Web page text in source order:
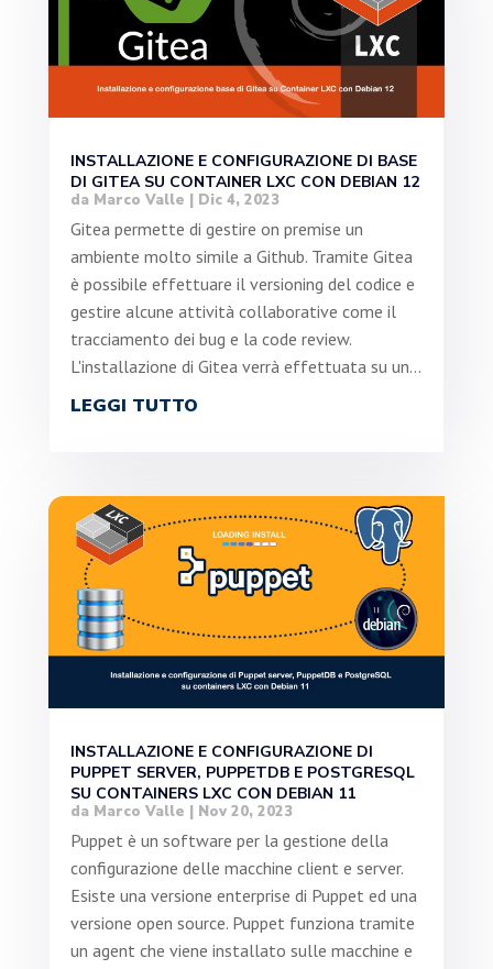
INSTALLAZIONE E CONFIGURAZIONE DI BASE
DI GITEA SU CONTAINER LXC CON DEBIAN 12
da Marco Valle | Dic 4, 2023
Gitea permette di gestire on premise un
ambiente molto simile a Github. Tramite Gitea
è possibile effettuare il versioning del codice e
gestire alcune attività collaborative come il
tracciamento dei bug e la code review.
L'installazione di Gitea verrà effettuata su un...
LEGGI TUTTO
INSTALLAZIONE E CONFIGURAZIONE DI
PUPPET SERVER, PUPPETDB E POSTGRESQL
SU CONTAINERS LXC CON DEBIAN 11
da Marco Valle | Nov 20, 2023
Puppet è un software per la gestione della
configurazione delle macchine client e server.
Esiste una versione enterprise di Puppet ed una
versione open source. Puppet funziona tramite
un agent che viene installato sulle macchine e